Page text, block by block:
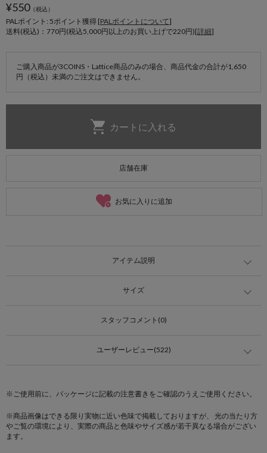
¥550（税込）
PALポイント: 5ポイント獲得 [PALポイントについて]
送料(税込)：770円(税込5,000円以上のお買い上げで220円)[詳細]
ご購入商品が3COINS・Lattice商品のみの場合、商品代金の合計が1,650
円（税込）未満のご注文はできません。
店舗在庫
お気に入りに追加
アイテム説明
サイズ
スタッフコメント(0)
ユーザーレビュー(522)
※ご使用前に、パッケージに記載の注意書きをご確認のうえご使用ください。
※商品画像はできる限り実物に近い色味で掲載しておりますが、 光の当たり方
やご覧の環境により、実際の商品と色味やサイズ感が若干異なる場合がござい
ます。